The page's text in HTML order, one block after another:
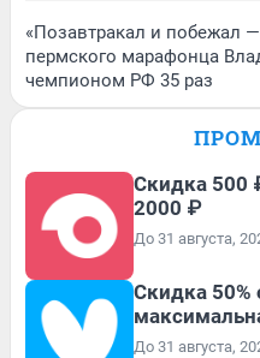
«Позавтракал и побежал
пермского марафонца
чемпионом РФ 35 раз
Скидка 500
2000 ₽
До 31 августа,
Скидка 50%
До 31 августа,